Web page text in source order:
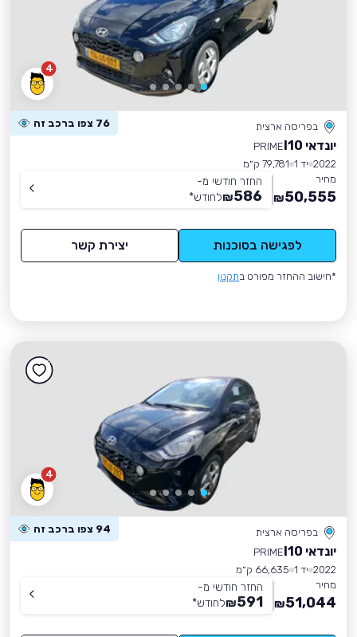
4
בפריסה ארצית 76 צפו ברכב זה
יונדאי I10
PRIME
2022 יד 1
79,781 ק״מ
מחיר
50,555
₪
החזר חודשי מ-
586
₪לחודש*
לפגישה בסוכנות יצירת קשר
*חישוב ההחזר מפורט בתקנון
4
בפריסה ארצית 94 צפו ברכב זה
יונדאי I10
PRIME
2022 יד 1
66,635 ק״מ
מחיר
51,044
₪
החזר חודשי מ-
591
₪לחודש*